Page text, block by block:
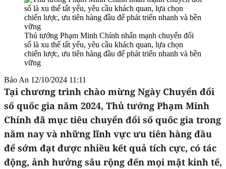
Thủ tướng Phạm Minh Chính nhấn mạnh chuyển đổi
số là xu thế tất yếu, yêu cầu khách quan, lựa chọn
chiến lược, ưu tiên hàng đầu để phát triển nhanh và bền
vững
Bảo An 12/10/2024 11:11
Tại chương trình chào mừng Ngày Chuyển đổi
số quốc gia năm 2024, Thủ tướng Phạm Minh
Chính đã mục tiêu chuyển đổi số quốc gia trong
năm nay và những lĩnh vực ưu tiên hàng đầu
để sớm đạt được nhiều kết quả tích cực, có tác
động, ảnh hưởng sâu rộng đến mọi mặt kinh tế,